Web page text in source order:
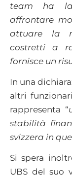
team ha
affrontare
attuare la
costretti a
fornisce un
In una
altri
rappresenta “
stabilità
svizzera in
Si spera
UBS del suo